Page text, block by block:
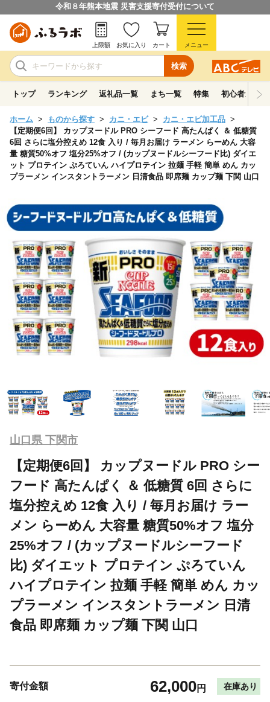
令和８年熊本地震 災害支援寄付受付について
検索
上限額 お気に入り カート メニュー
トップ ランキング 返礼品一覧 まち一覧 特集 初心者ガイド
ホーム ものから探す カニ・エビ
カニ・エビ加工品
【定期便6回】 カップヌードル PRO シーフード 高たんぱく ＆ 低糖質
6回 さらに塩分控えめ 12食 入り / 毎月お届け ラーメン らーめん 大容
量 糖質50%オフ 塩分25%オフ / (カップヌードルシーフード比) ダイエ
ット プロテイン ぷろていん ハイプロテイン 拉麺 手軽 簡単 めん カッ
プラーメン インスタントラーメン 日清食品 即席麺 カップ麺 下関 山口
山口県 下関市
【定期便6回】 カップヌードル PRO シー
フード 高たんぱく ＆ 低糖質 6回 さらに
塩分控えめ 12食 入り / 毎月お届け ラー
メン らーめん 大容量 糖質50%オフ 塩分
25%オフ / (カップヌードルシーフード
比) ダイエット プロテイン ぷろていん
ハイプロテイン 拉麺 手軽 簡単 めん カッ
プラーメン インスタントラーメン 日清
食品 即席麺 カップ麺 下関 山口
寄付金額 62,000円 在庫あり